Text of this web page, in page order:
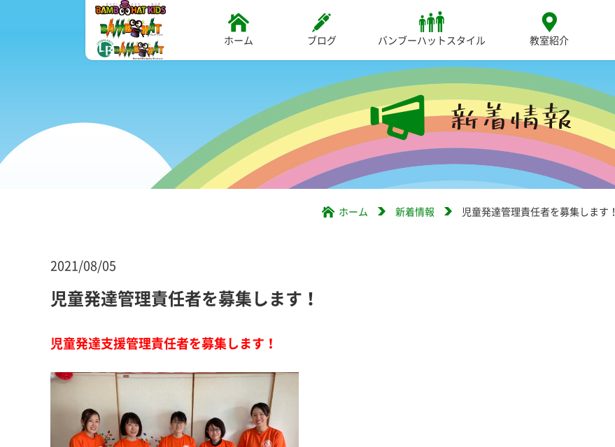
ホーム ブログ バンブーハットスタイル 教室紹介
ホーム 新着情報 児童発達管理責任者を募集します！
2021/08/05
児童発達管理責任者を募集します！
児童発達支援管理責任者を募集します！